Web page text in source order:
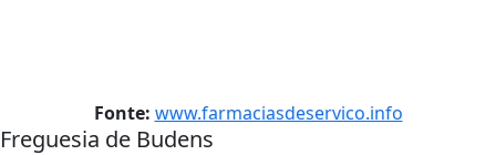
Fonte: www.farmaciasdeservico.info
Freguesia de Budens